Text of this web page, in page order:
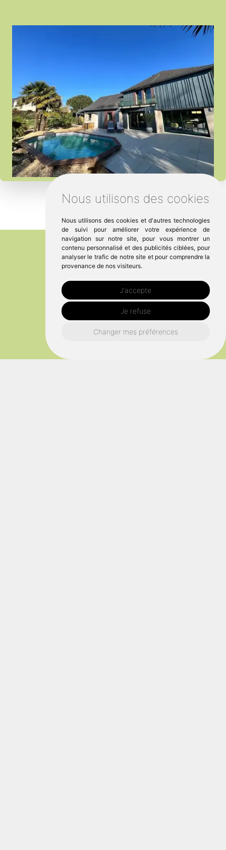
Nous utilisons des cookies
Nous utilisons des cookies et d'autres technologies
de suivi pour améliorer votre expérience de
navigation sur notre site, pour vous montrer un
contenu personnalisé et des publicités ciblées, pour
analyser le trafic de notre site et pour comprendre la
provenance de nos visiteurs.
J'accepte
Je refuse
Changer mes préférences